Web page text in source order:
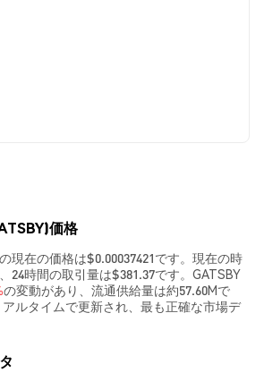
価格
現在の価格は$0.00037421です。現在の時
24時間の取引量は$381.37です。GATSBY
の変動があり、流通供給量は約57.60Mで
ルタイムで更新され、最も正確な市場デ